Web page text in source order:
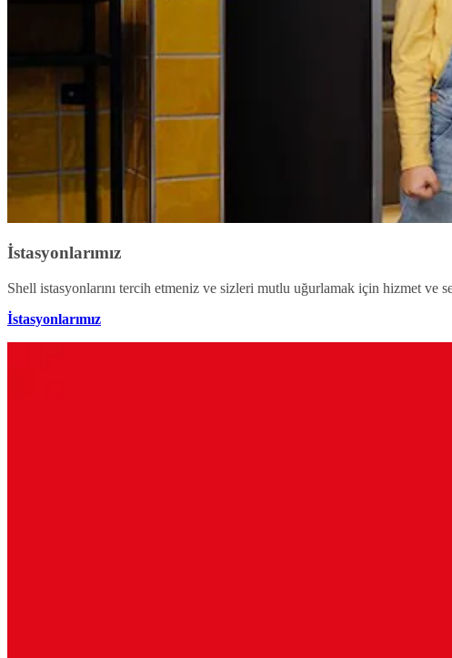
İstasyonlarımız
Shell istasyonlarını tercih etmeniz ve sizleri mutlu uğurlamak için hizmet
İstasyonlarımız